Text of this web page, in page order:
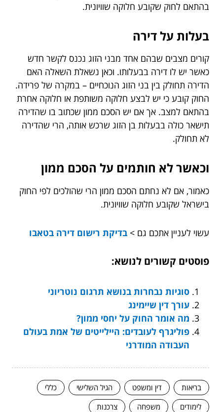
בהתאם לחוק שקובע חלוקה שוויונית.
בעלות על דירה
קורים מצבים שבהם אחד מבני הזוג נכנס לקשר חדש
כאשר יש לו דירה בבעלותו. וכאן נשאלת השאלה האם
הדירה תחולק בין בני הזוג הנוכחיים – במקרה של פרידה.
החוק קובע כי יש לבצע חלוקה משותפת או חלוקה אחרת
בהתאם למצב. אך אם יש הסכם ממון שכתוב בו שהדירה
תישאר כולה בבעלות בן הזוג שרכש אותה, הרי שהדירה
לא תחולק.
וכאשר לא חותמים על הסכם ממון
כאמור, אם לא נחתם הסכם ממון הרי שהולכים לפי החוק
בישראל שקובע חלוקה שוויונית.
עשוי לעניין אתכם גם > בדיקת רישום דירה בטאבו
פוסטים קשורים לנושא:
סוגיות נבחרות בנושא תרגום נוטריוני
עורך דין שיימינג
מה אומר החוק על יחסי ממון?
פוליגרף לעובדים: היילייטים של אמת בעולם
העבודה המודרני
בריאות דין ומשפט הגיל השלישי
כללי
לימודים
משפחה צרכנות